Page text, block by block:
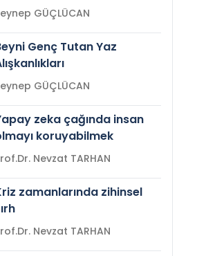
Zeynep GÜÇLÜCAN
Genç Tutan Yaz
Zeynep GÜÇLÜCAN
zeka çağında insan
koruyabilmek
Prof.Dr. Nevzat TARHAN
zamanlarında zihinsel
Prof.Dr. Nevzat TARHAN